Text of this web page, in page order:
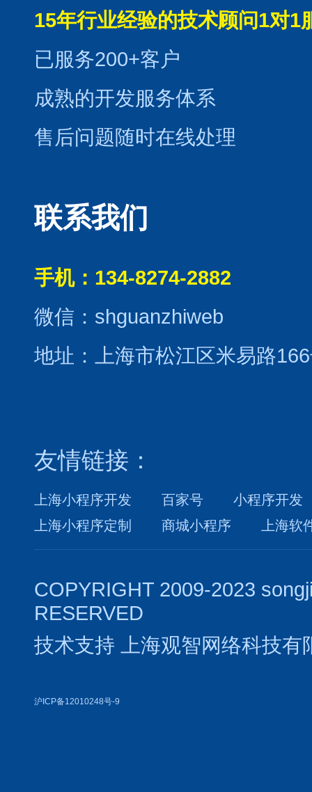
15年行业经验的技术顾问1对1
已服务200+客户
成熟的开发服务体系
售后问题随时在线处理
联系我们
手机：134-8274-2882
微信：shguanzhiweb
地址：上海市松江区米易路
友情链接：
上海小程序开发 百家号
小程序开发
上海小程序定制
商城小程序 上海软
COPYRIGHT 2009-2023
RESERVED
技术支持
上海观智网络科技有
沪ICP备12010248号-9